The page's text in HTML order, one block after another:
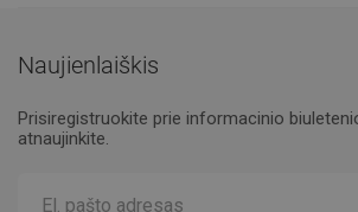
Naujienlaiškis
Prisiregistruokite prie informacinio
atnaujinkite.